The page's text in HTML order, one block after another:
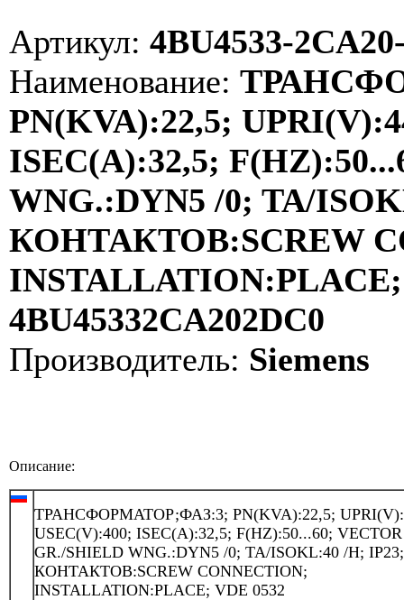
Артикул: 4BU4533-
Наименование:
PN(KVA):22,5;
ISEC(A):32,5;
WNG.:DYN5 /0; TA/
КОНТАКТОВ:SCREW
INSTALLATION:PLACE;
4BU45332CA202DC0
Производитель: Siemens
Описание:
ТРАНСФОРМАТОР;ФАЗ:3; PN(KVA):22,5;
USEC(V):400; ISEC(A):32,5; F(HZ):50...60; VECTOR
GR./SHIELD WNG.:DYN5 /0; TA/ISOKL:40 /H;
КОНТАКТОВ:SCREW CONNECTION;
INSTALLATION:PLACE; VDE 0532